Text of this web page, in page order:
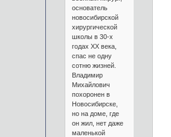
основатель
новосибирской
хирургической
школы в 30-х
годах ХХ века,
спас не одну
сотню жизней.
Владимир
Михайлович
похоронен в
Новосибирске,
но на доме, где
он жил, нет даже
маленькой